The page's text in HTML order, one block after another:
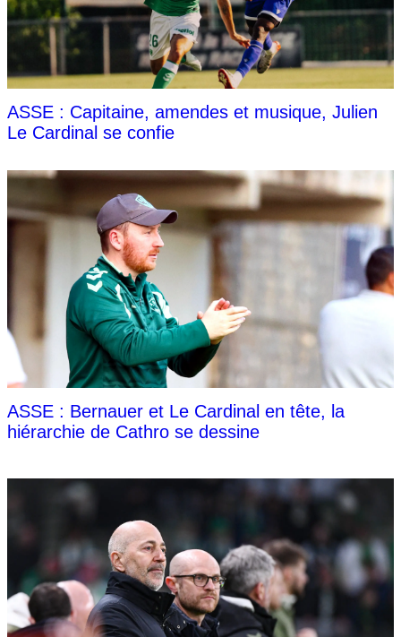
ASSE : Capitaine, amendes et musique, Julien
Le Cardinal se confie
ASSE : Bernauer et Le Cardinal en tête, la
hiérarchie de Cathro se dessine